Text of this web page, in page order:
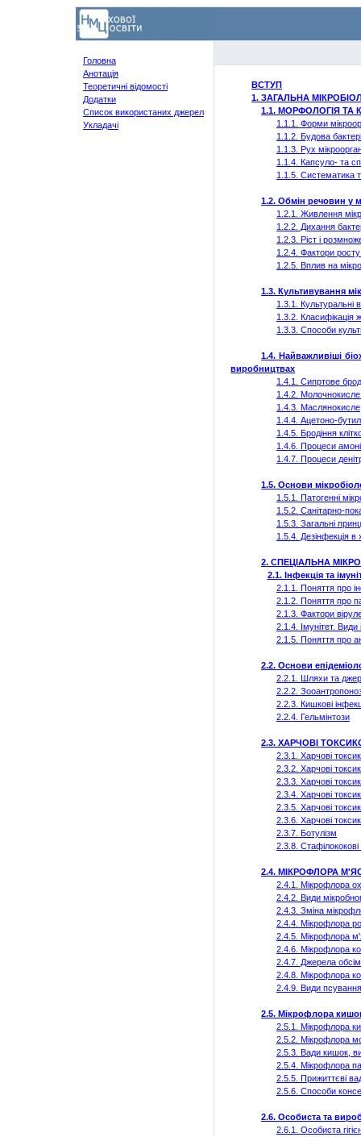
Головна
Анотація
Теоретичні відомості
Додатки
Список використаних джерел
Укладачі
ВСТУП
1. ЗАГАЛЬНА
1.1. МОРФОЛОГІЯ ТА
1.1.1. Форми
1.1.2. Будова
1.1.3. Рух
1.1.4. Капсуло- та
1.1.5. Систематика
1.2. Обмін речовин у
1.2.1. Живлення
1.2.2. Дихання
1.2.3. Ріст і
1.2.4. Фактори росту
1.2.5. Вплив на
1.3. Культивування
1.3.1. Культуральні
1.3.2.
1.3.3. Способи
1.4. Найважливіші
виробництвах
1.4.1. Сипртове
1.4.2. Молочнокисле
1.4.3.
1.4.4. Ацетоно-
1.4.5. Бродіння
1.4.6. Процеси
1.4.7. Процеси
1.5. Основи
1.5.1. Патогенні
1.5.2. Санітарно-
1.5.3. Загальні
1.5.4. Дезінфекція
2. СПЕЦІАЛЬНА
2.1. Інфекція та
2.1.1. Поняття про
2.1.2. Поняття про
2.1.3. Фактори
2.1.4. Імунітет. Види
2.1.5. Поняття про
2.2. Основи
2.2.1. Шляхи та
2.2.2.
2.2.3. Кишкові
2.2.4. Гельмінтози
2.3. ХАРЧОВІ
2.3.1. Харчові
2.3.2. Харчові
2.3.3. Харчові
2.3.4. Харчові
2.3.5. Харчові
2.3.6. Харчові
2.3.7. Ботулізм
2.3.8. Стафілококові
2.4. МІКРОФЛОРА
2.4.1. Мікрофлора
2.4.2. Види
2.4.3. Зміна
2.4.4. Мікрофлора
2.4.5. Мікрофлора
2.4.6. Мікрофлора
2.4.7. Джерела
2.4.8. Мікрофлора
2.4.9. Види
2.5. Мікрофлора
2.5.1. Мікрофлора
2.5.2. Мікрофлора
2.5.3. Вади кишок,
2.5.4. Мікрофлора
2.5.5. Прижиттєві
2.5.6. Способи
2.6. Особиста та
2.6.1. Особиста